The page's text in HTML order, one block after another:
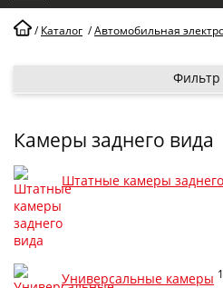
/Каталог /Автомобильная
Фильтр
Камеры заднего вида
Штатные камеры
Универсальные камеры